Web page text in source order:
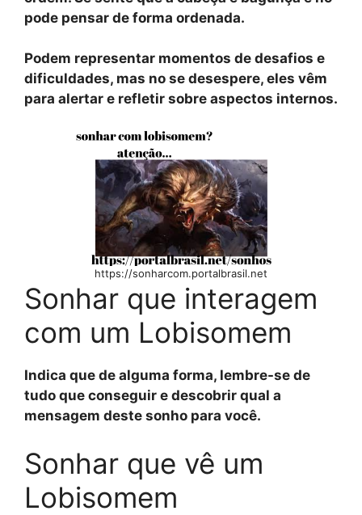
pode pensar de forma ordenada.
Podem representar momentos de desafios e
dificuldades, mas no se desespere, eles vêm
para alertar e refletir sobre aspectos internos.
https://sonharcom.portalbrasil.net
Sonhar que interagem
com um Lobisomem
Indica que de alguma forma, lembre-se de
tudo que conseguir e descobrir qual a
mensagem deste sonho para você.
Sonhar que vê um
Lobisomem